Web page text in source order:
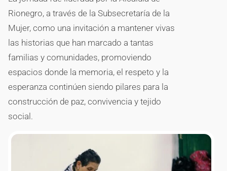
Rionegro, a través de la Subsecretaría de la
Mujer, como una invitación a mantener vivas
las historias que han marcado a tantas
familias y comunidades, promoviendo
espacios donde la memoria, el respeto y la
esperanza continúen siendo pilares para la
construcción de paz, convivencia y tejido
social.